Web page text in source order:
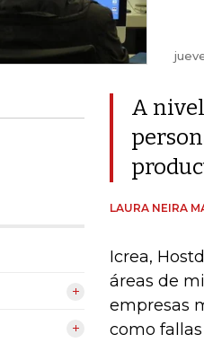
A
LAURA NEIRA
Icrea,
áreas de
empresas
como